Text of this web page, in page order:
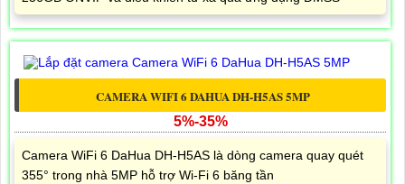
CAMERA WIFI 6 DAHUA DH-H5AS 5MP
5%-35%
Camera WiFi 6 DaHua DH-H5AS là dòng camera quay quét
355° trong nhà 5MP hỗ trợ Wi-Fi 6 băng tần